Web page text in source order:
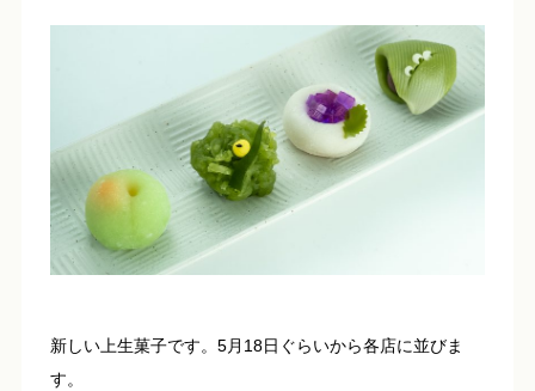
新しい上生菓子です。5月18日ぐらいから各店に並びま
す。